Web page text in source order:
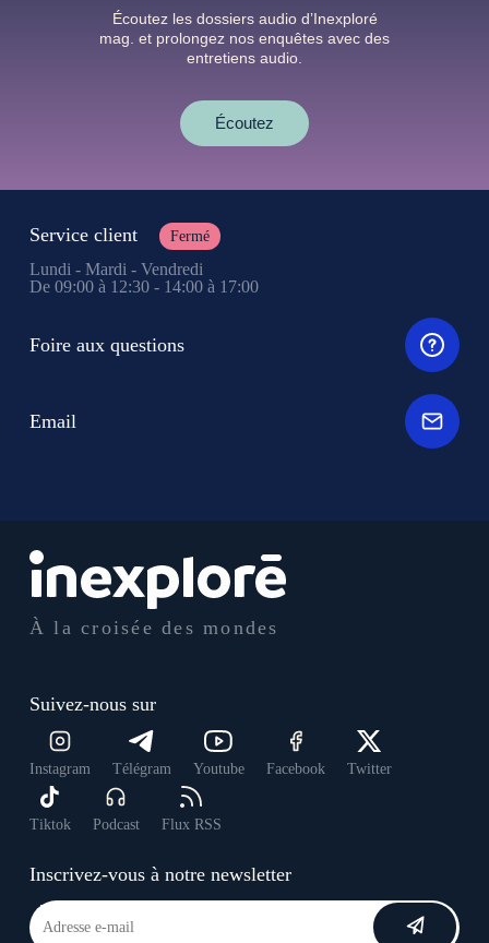
Écoutez les dossiers audio d’Inexploré
mag. et prolongez nos enquêtes avec des
entretiens audio.
Écoutez
À la croisée des mondes
Suivez-nous sur
Instagram Télégram Youtube Facebook Twitter
Tiktok Podcast Flux RSS
Inscrivez-vous à notre newsletter
Service client Fermé
Lundi - Mardi - Vendredi
De 09:00 à 12:30 - 14:00 à 17:00
Foire aux questions
Email